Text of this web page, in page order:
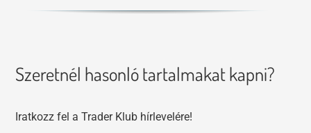
Szeretnél hasonló tartalmakat kapni?
Iratkozz fel a Trader Klub hírlevelére!